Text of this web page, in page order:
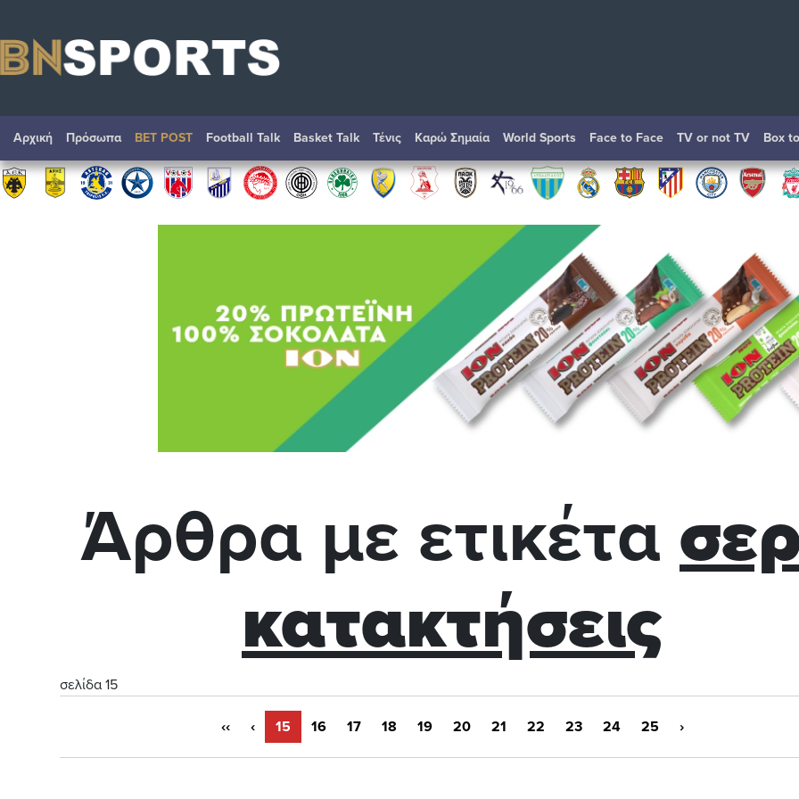
Αρχική Πρόσωπα BET POST Football Talk Basket Talk Τένις Καρώ Σημαία World Sports Face to Face TV or not TV Box
Άρθρα με ετικέτα
κατακτήσεις
σελίδα 15
‹‹ ‹ 15 16 17 18 19 20 21 22 23 24 25 ›